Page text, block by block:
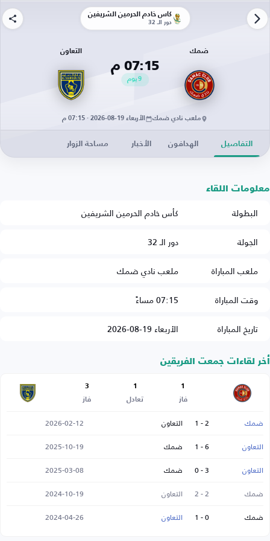
كأس خادم الحرمين الشريفين
دور الـ 32
ضمك
07:15 م
9يوم
التعاون
ملعب نادي ضمك الأربعاء 19-08-2026 · 07:15 م
التفاصيل الهدافون الأخبار مساحة الزوار
معلومات اللقاء
البطولة
كأس خادم الحرمين الشريفين
الجولة
دور الـ 32
ملعب المباراة
ملعب نادي ضمك
وقت المباراة
07:15 مساءً
تاريخ المباراة
الأربعاء 19-08-2026
أخر لقاءات جمعت الفريقين
1
فاز
1
تعادل
3
فاز
ضمك 2 - 1 التعاون
2026-02-12
التعاون
6 - 1 ضمك
2025-10-19
التعاون
3 - 0 ضمك
2025-03-08
ضمك
2 - 2 التعاون
2024-10-19
ضمك
0 - 1 التعاون 2024-04-26